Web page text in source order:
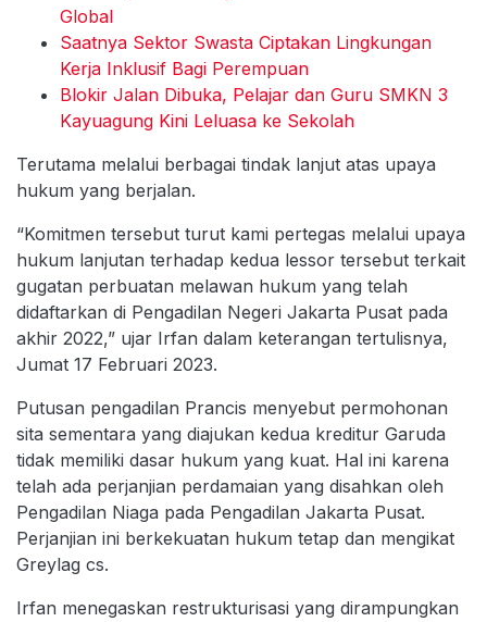
Global
Saatnya Sektor Swasta Ciptakan Lingkungan
Kerja Inklusif Bagi Perempuan
Blokir Jalan Dibuka, Pelajar dan Guru SMKN 3
Kayuagung Kini Leluasa ke Sekolah
Terutama melalui berbagai tindak lanjut atas upaya
hukum yang berjalan.
“Komitmen tersebut turut kami pertegas melalui upaya
hukum lanjutan terhadap kedua lessor tersebut terkait
gugatan perbuatan melawan hukum yang telah
didaftarkan di Pengadilan Negeri Jakarta Pusat pada
akhir 2022,” ujar Irfan dalam keterangan tertulisnya,
Jumat 17 Februari 2023.
Putusan pengadilan Prancis menyebut permohonan
sita sementara yang diajukan kedua kreditur Garuda
tidak memiliki dasar hukum yang kuat. Hal ini karena
telah ada perjanjian perdamaian yang disahkan oleh
Pengadilan Niaga pada Pengadilan Jakarta Pusat.
Perjanjian ini berkekuatan hukum tetap dan mengikat
Greylag cs.
Irfan menegaskan restrukturisasi yang dirampungkan